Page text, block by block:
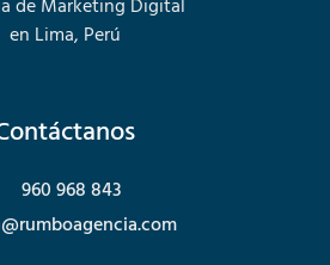
de Marketing Digital
en Lima, Perú
960 968 843